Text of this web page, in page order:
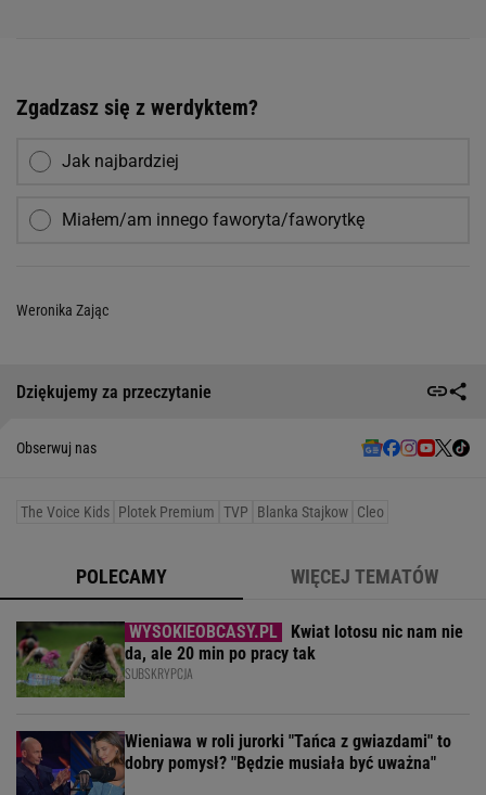
Zgadzasz się z werdyktem?
Jak najbardziej
Miałem/am innego faworyta/faworytkę
Weronika Zając
Dziękujemy za przeczytanie
Obserwuj nas
The Voice Kids Plotek Premium TVP Blanka Stajkow Cleo
POLECAMY WIĘCEJ TEMATÓW
Kwiat lotosu nic nam nie
da, ale 20 min po pracy tak
SUBSKRYPCJA
Wieniawa w roli jurorki "Tańca z gwiazdami" to
dobry pomysł? "Będzie musiała być uważna"